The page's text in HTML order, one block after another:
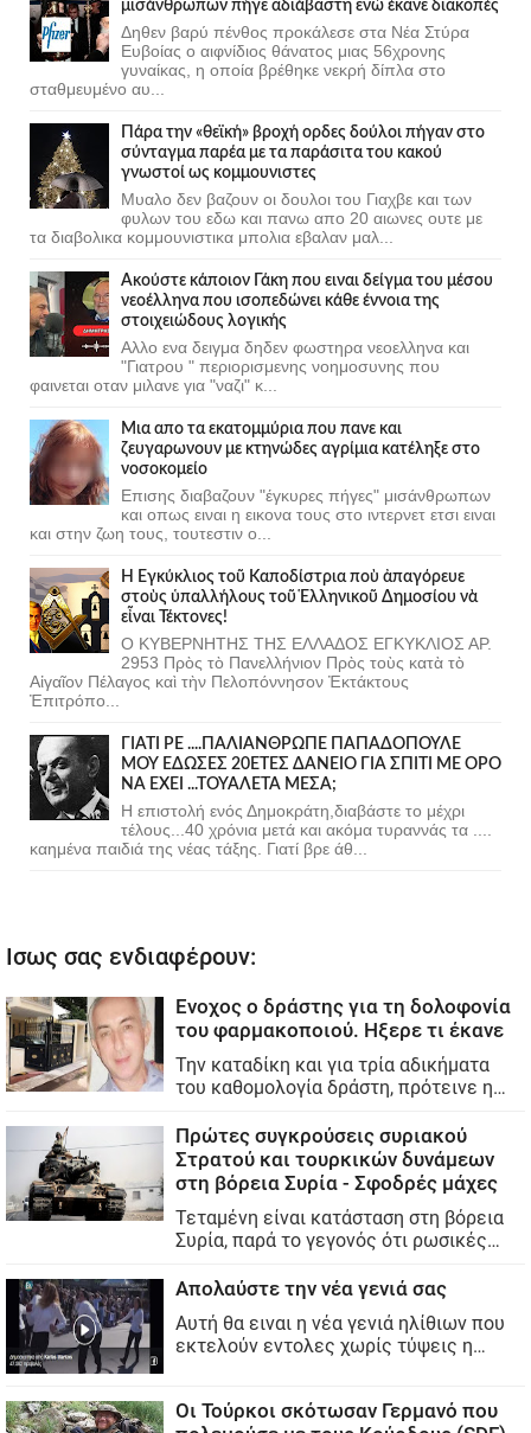
μισάνθρωπων πήγε αδιάβαστη ενώ έκανε διακοπές
Δηθεν βαρύ πένθος προκάλεσε στα Νέα Στύρα
Ευβοίας ο αιφνίδιος θάνατος μιας 56χρονης
γυναίκας, η οποία βρέθηκε νεκρή δίπλα στο
σταθμευμένο αυ...
Πάρα την «θεϊκή» βροχή ορδες δούλοι πήγαν στο
σύνταγμα παρέα με τα παράσιτα του κακού
γνωστοί ως κομμουνιστες
Μυαλο δεν βαζουν οι δουλοι του Γιαχβε και των
φυλων του εδω και πανω απο 20 αιωνες ουτε με
τα διαβολικα κομμουνιστικα μπολια εβαλαν μαλ...
Ακούστε κάποιον Γάκη που ειναι δείγμα του μέσου
νεοέλληνα που ισοπεδώνει κάθε έννοια της
στοιχειώδους λογικής
Αλλο ενα δειγμα δηδεν φωστηρα νεοελληνα και
"Γιατρου " περιορισμενης νοημοσυνης που
φαινεται οταν μιλανε για "ναζι" κ...
Μια απο τα εκατομμύρια που πανε και
ζευγαρωνουν με κτηνώδες αγρίμια κατέληξε στο
νοσοκομείο
Επισης διαβαζουν "έγκυρες πήγες" μισάνθρωπων
και οπως ειναι η εικονα τους στο ιντερνετ ετσι ειναι
και στην ζωη τους, τουτεστιν ο...
Ἡ Ἐγκύκλιος τοῦ Καποδίστρια ποὺ ἀπαγόρευε
στοὺς ὑπαλλήλους τοῦ Ἑλληνικοῦ Δημοσίου νὰ
εἶναι Τέκτονες!
Ο ΚΥΒΕΡΝΗΤΗΣ ΤΗΣ ΕΛΛΑΔΟΣ ΕΓΚΥΚΛΙΟΣ ΑΡ.
2953 Πρὸς τὸ Πανελλήνιον Πρὸς τοὺς κατὰ τὸ
Αἰγαῖον Πέλαγος καὶ τὴν Πελοπόννησον Ἐκτάκτους
Ἐπιτρόπο...
ΓΙΑΤΙ ΡΕ ....ΠΑΛΙΑΝΘΡΩΠΕ ΠΑΠΑΔΟΠΟΥΛΕ
ΜΟΥ ΕΔΩΣΕΣ 20ΕΤΕΣ ΔΑΝΕΙΟ ΓΙΑ ΣΠΙΤΙ ΜΕ ΟΡΟ
ΝΑ ΕΧΕΙ ...ΤΟΥΑΛΕΤΑ ΜΕΣΑ;
Η επιστολή ενός Δημοκράτη,διαβάστε το μέχρι
τέλους...40 χρόνια μετά και ακόμα τυραννάς τα ....
καημένα παιδιά της νέας τάξης. Γιατί βρε άθ...